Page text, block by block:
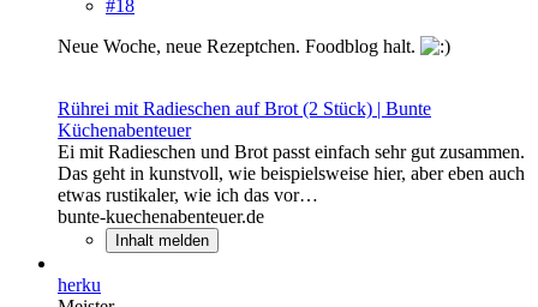
#18
Neue Woche, neue Rezeptchen. Foodblog halt.
Rührei mit Radieschen auf Brot (2 Stück) | Bunte
Küchenabenteuer
Ei mit Radieschen und Brot passt einfach sehr gut zusammen.
Das geht in kunstvoll, wie beispielsweise hier, aber eben auch
etwas rustikaler, wie ich das vor…
bunte-kuechenabenteuer.de
Inhalt melden
herku